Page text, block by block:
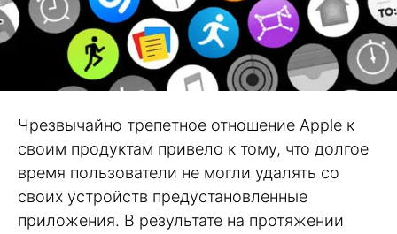
Чрезвычайно трепетное отношение Apple к
своим продуктам привело к тому, что долгое
время пользователи не могли удалять со
своих устройств предустановленные
приложения. В результате на протяжении